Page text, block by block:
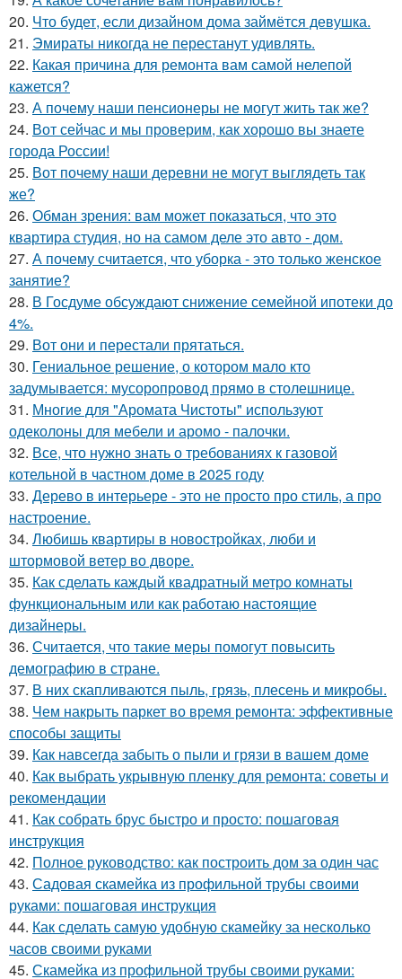
20. Что будет, если дизайном дома займётся девушка.
21. Эмираты никогда не перестанут удивлять.
22. Какая причина для ремонта вам самой нелепой
кажется?
23. А почему наши пенсионеры не могут жить так же?
24. Вот сейчас и мы проверим, как хорошо вы знаете
города России!
25. Вот почему наши деревни не могут выглядеть так
же?
26. Обман зрения: вам может показаться, что это
квартира студия, но на самом деле это авто - дом.
27. А почему считается, что уборка - это только женское
занятие?
28. В Госдуме обсуждают снижение семейной ипотеки до
4%.
29. Вот они и перестали прятаться.
30. Гениальное решение, о котором мало кто
задумывается: мусоропровод прямо в столешнице.
31. Многие для "Аромата Чистоты" используют
одеколоны для мебели и аромо - палочки.
32. Все, что нужно знать о требованиях к газовой
котельной в частном доме в 2025 году
33. Дерево в интерьере - это не просто про стиль, а про
настроение.
34. Любишь квартиры в новостройках, люби и
штормовой ветер во дворе.
35. Как сделать каждый квадратный метро комнаты
функциональным или как работаю настоящие
дизайнеры.
36. Считается, что такие меры помогут повысить
демографию в стране.
37. В них скапливаются пыль, грязь, плесень и микробы.
38. Чем накрыть паркет во время ремонта: эффективные
способы защиты
39. Как навсегда забыть о пыли и грязи в вашем доме
40. Как выбрать укрывную пленку для ремонта: советы и
рекомендации
41. Как собрать брус быстро и просто: пошаговая
инструкция
42. Полное руководство: как построить дом за один час
43. Садовая скамейка из профильной трубы своими
руками: пошаговая инструкция
44. Как сделать самую удобную скамейку за несколько
часов своими руками
45. Скамейка из профильной трубы своими руками: